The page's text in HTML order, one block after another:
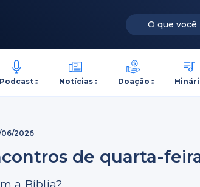
Podcast Notícias Doação
06/2026
de quarta-